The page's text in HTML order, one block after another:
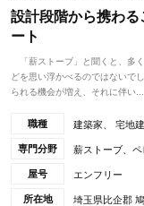
設計段階から携わ
ート
「薪ストーブ」と聞くと、多
どを思い浮かべるのではないで
られる機会が増え、それに伴い...
職種 建築家、 宅地
専門分野 薪ストーブ、
屋号 エンフリー
所在地 埼玉県比企郡